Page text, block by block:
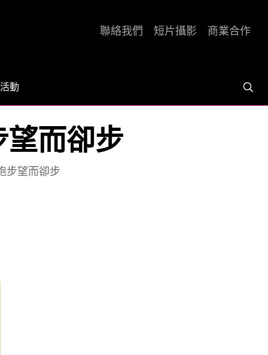
活動
聯絡我們 短片攝影 商業合作
望而卻步
步望而卻步